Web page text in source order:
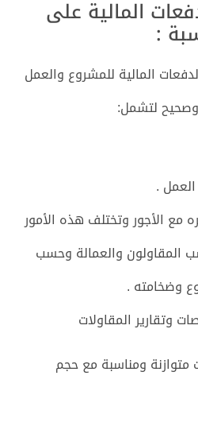
المالية على
:
المالية للمشروع والعمل
لتشمل:
.
مع الأجور وتختلف هذه الأمور
المقاولون والعمالة وحسب
وضخامته .
وتقارير المقاولات
ومناسبة مع حجم